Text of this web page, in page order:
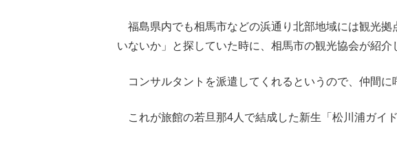
福島県内でも相馬市などの浜通り北部地域には観光拠
いないか」と探していた時に、相馬市の観光協会が紹介
コンサルタントを派遣してくれるというので、仲間に
これが旅館の若旦那4人で結成した新生「松川浦ガイド